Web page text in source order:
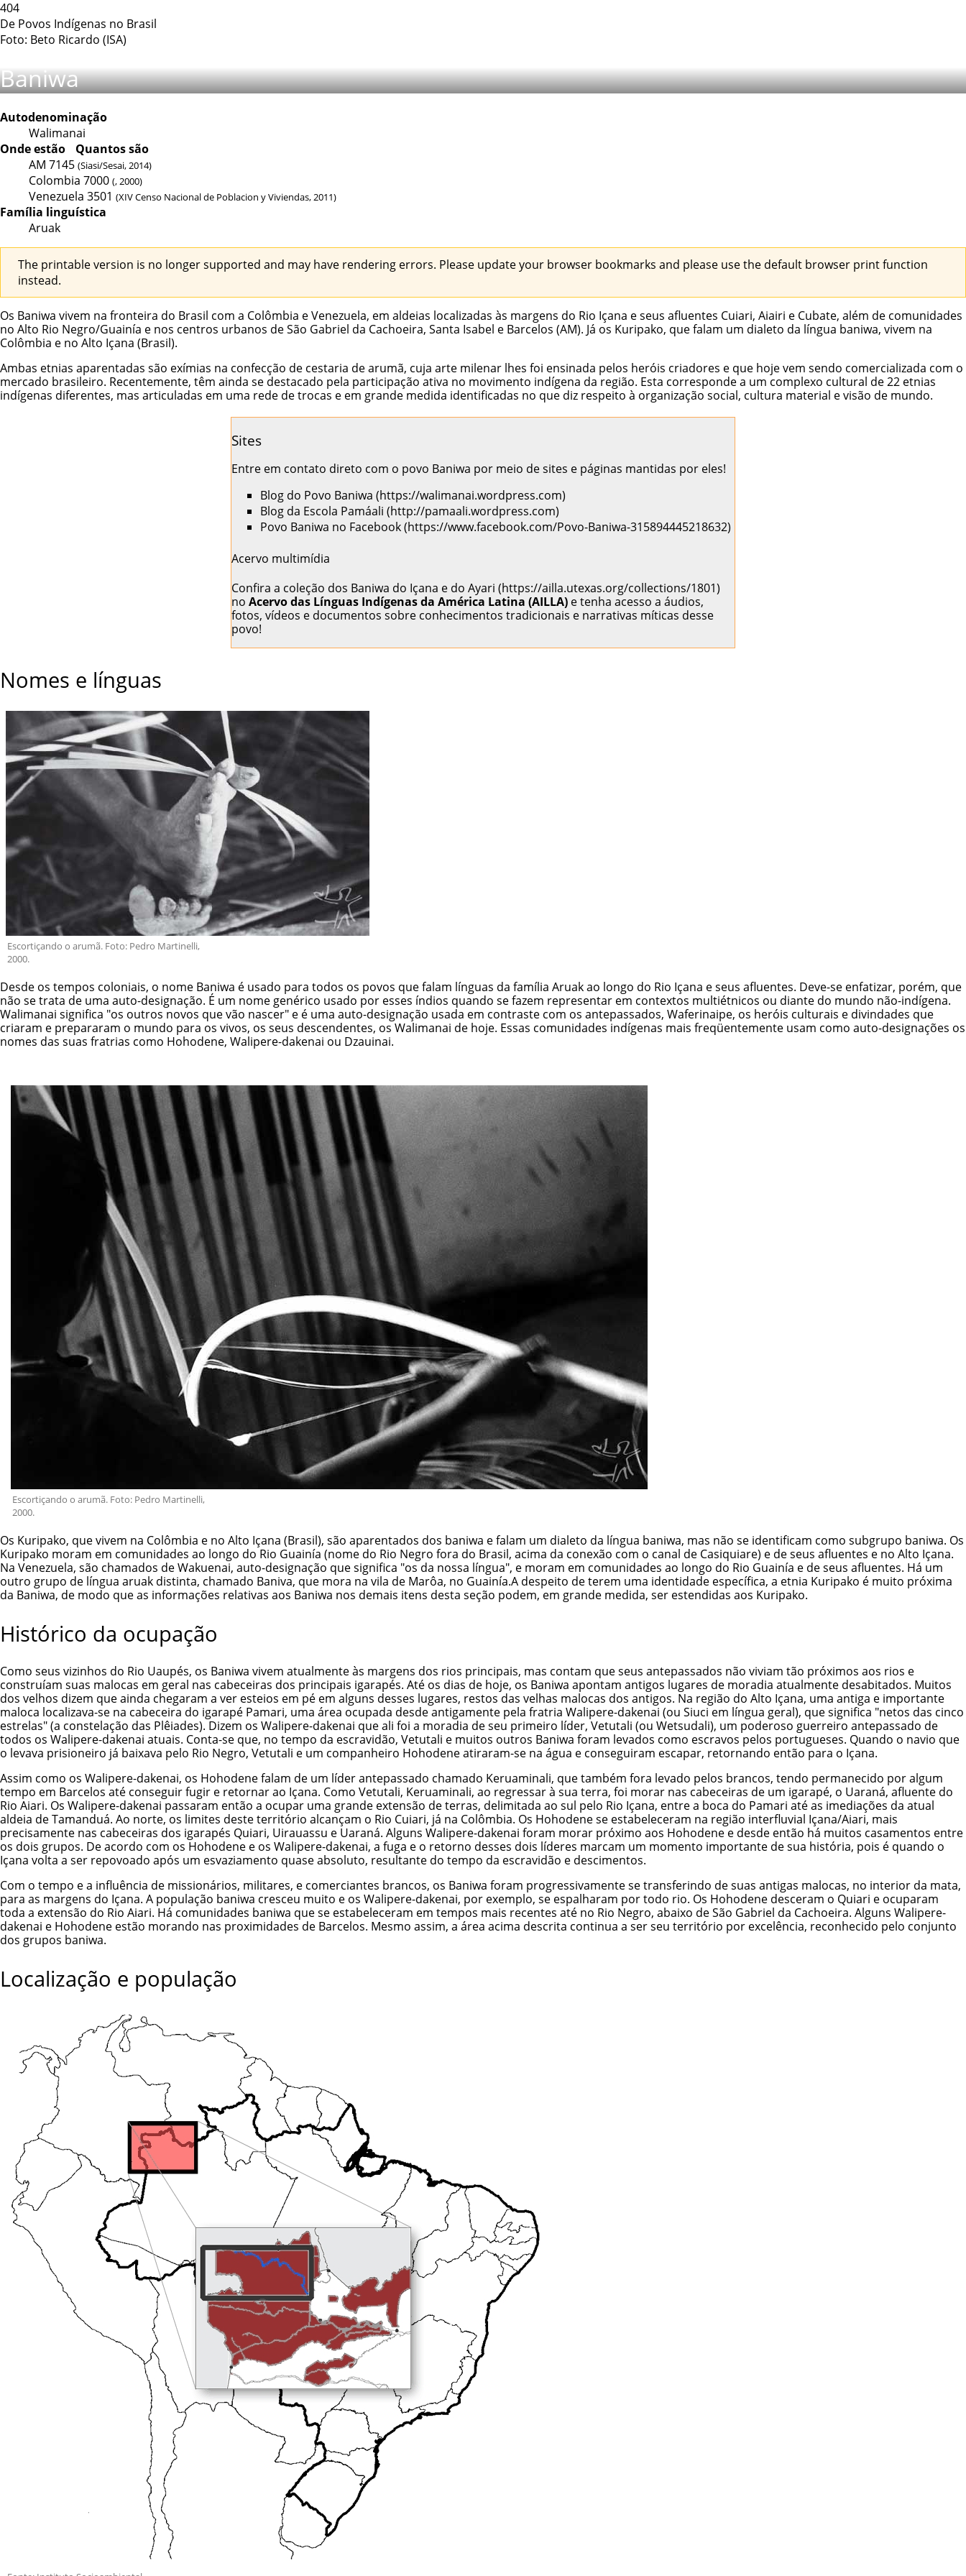
404
De Povos Indígenas no Brasil
Foto: Beto Ricardo (ISA)
Baniwa
Autodenominação
Walimanai
Onde estão
Quantos são
AM 7145 (Siasi/Sesai, 2014)
Colombia 7000 (, 2000)
Venezuela 3501 (XIV Censo Nacional de Poblacion y Viviendas, 2011)
Família linguística
Aruak
The printable version is no longer supported and may have rendering errors. Please update your browser bookmarks and please use the default browser print function
instead.
Os Baniwa vivem na fronteira do Brasil com a Colômbia e Venezuela, em aldeias localizadas às margens do Rio Içana e seus afluentes Cuiari, Aiairi e Cubate, além de comunidades
no Alto Rio Negro/Guainía e nos centros urbanos de São Gabriel da Cachoeira, Santa Isabel e Barcelos (AM). Já os Kuripako, que falam um dialeto da língua baniwa, vivem na
Colômbia e no Alto Içana (Brasil).
Ambas etnias aparentadas são exímias na confecção de cestaria de arumã, cuja arte milenar lhes foi ensinada pelos heróis criadores e que hoje vem sendo comercializada com o
mercado brasileiro. Recentemente, têm ainda se destacado pela participação ativa no movimento indígena da região. Esta corresponde a um complexo cultural de 22 etnias
indígenas diferentes, mas articuladas em uma rede de trocas e em grande medida identificadas no que diz respeito à organização social, cultura material e visão de mundo.
Sites
Entre em contato direto com o povo Baniwa por meio de sites e páginas mantidas por eles!
Blog do Povo Baniwa
Blog da Escola Pamáali
Povo Baniwa no Facebook
Acervo multimídia
Confira a coleção dos Baniwa do Içana e do Ayari
no Acervo das Línguas Indígenas da América Latina (AILLA) e tenha acesso a áudios,
fotos, vídeos e documentos sobre conhecimentos tradicionais e narrativas míticas desse
povo!
Nomes e línguas
Escortiçando o arumã. Foto: Pedro Martinelli,
2000.
Desde os tempos coloniais, o nome Baniwa é usado para todos os povos que falam línguas da família Aruak ao longo do Rio Içana e seus afluentes. Deve-se enfatizar, porém, que
não se trata de uma auto-designação. É um nome genérico usado por esses índios quando se fazem representar em contextos multiétnicos ou diante do mundo não-indígena.
Walimanai significa "os outros novos que vão nascer" e é uma auto-designação usada em contraste com os antepassados, Waferinaipe, os heróis culturais e divindades que
criaram e prepararam o mundo para os vivos, os seus descendentes, os Walimanai de hoje. Essas comunidades indígenas mais freqüentemente usam como auto-designações os
nomes das suas fratrias como Hohodene, Walipere-dakenai ou Dzauinai.
Escortiçando o arumã. Foto: Pedro Martinelli,
2000.
Os Kuripako, que vivem na Colômbia e no Alto Içana (Brasil), são aparentados dos baniwa e falam um dialeto da língua baniwa, mas não se identificam como subgrupo baniwa. Os
Kuripako moram em comunidades ao longo do Rio Guainía (nome do Rio Negro fora do Brasil, acima da conexão com o canal de Casiquiare) e de seus afluentes e no Alto Içana.
Na Venezuela, são chamados de Wakuenai, auto-designação que significa "os da nossa língua", e moram em comunidades ao longo do Rio Guainía e de seus afluentes. Há um
outro grupo de língua aruak distinta, chamado Baniva, que mora na vila de Marôa, no Guainía.A despeito de terem uma identidade específica, a etnia Kuripako é muito próxima
da Baniwa, de modo que as informações relativas aos Baniwa nos demais itens desta seção podem, em grande medida, ser estendidas aos Kuripako.
Histórico da ocupação
Como seus vizinhos do Rio Uaupés, os Baniwa vivem atualmente às margens dos rios principais, mas contam que seus antepassados não viviam tão próximos aos rios e
construíam suas malocas em geral nas cabeceiras dos principais igarapés. Até os dias de hoje, os Baniwa apontam antigos lugares de moradia atualmente desabitados. Muitos
dos velhos dizem que ainda chegaram a ver esteios em pé em alguns desses lugares, restos das velhas malocas dos antigos. Na região do Alto Içana, uma antiga e importante
maloca localizava-se na cabeceira do igarapé Pamari, uma área ocupada desde antigamente pela fratria Walipere-dakenai (ou Siuci em língua geral), que significa "netos das cinco
estrelas" (a constelação das Plêiades). Dizem os Walipere-dakenai que ali foi a moradia de seu primeiro líder, Vetutali (ou Wetsudali), um poderoso guerreiro antepassado de
todos os Walipere-dakenai atuais. Conta-se que, no tempo da escravidão, Vetutali e muitos outros Baniwa foram levados como escravos pelos portugueses. Quando o navio que
o levava prisioneiro já baixava pelo Rio Negro, Vetutali e um companheiro Hohodene atiraram-se na água e conseguiram escapar, retornando então para o Içana.
Assim como os Walipere-dakenai, os Hohodene falam de um líder antepassado chamado Keruaminali, que também fora levado pelos brancos, tendo permanecido por algum
tempo em Barcelos até conseguir fugir e retornar ao Içana. Como Vetutali, Keruaminali, ao regressar à sua terra, foi morar nas cabeceiras de um igarapé, o Uaraná, afluente do
Rio Aiari. Os Walipere-dakenai passaram então a ocupar uma grande extensão de terras, delimitada ao sul pelo Rio Içana, entre a boca do Pamari até as imediações da atual
aldeia de Tamanduá. Ao norte, os limites deste território alcançam o Rio Cuiari, já na Colômbia. Os Hohodene se estabeleceram na região interfluvial Içana/Aiari, mais
precisamente nas cabeceiras dos igarapés Quiari, Uirauassu e Uaraná. Alguns Walipere-dakenai foram morar próximo aos Hohodene e desde então há muitos casamentos entre
os dois grupos. De acordo com os Hohodene e os Walipere-dakenai, a fuga e o retorno desses dois líderes marcam um momento importante de sua história, pois é quando o
Içana volta a ser repovoado após um esvaziamento quase absoluto, resultante do tempo da escravidão e descimentos.
Com o tempo e a influência de missionários, militares, e comerciantes brancos, os Baniwa foram progressivamente se transferindo de suas antigas malocas, no interior da mata,
para as margens do Içana. A população baniwa cresceu muito e os Walipere-dakenai, por exemplo, se espalharam por todo rio. Os Hohodene desceram o Quiari e ocuparam
toda a extensão do Rio Aiari. Há comunidades baniwa que se estabeleceram em tempos mais recentes até no Rio Negro, abaixo de São Gabriel da Cachoeira. Alguns Walipere-
dakenai e Hohodene estão morando nas proximidades de Barcelos. Mesmo assim, a área acima descrita continua a ser seu território por excelência, reconhecido pelo conjunto
dos grupos baniwa.
Localização e população